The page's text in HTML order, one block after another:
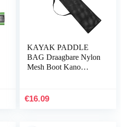
KAYAK PADDLE
BAG Draagbare Nylon
Mesh Boot Kano
Duurzaam
€16.09